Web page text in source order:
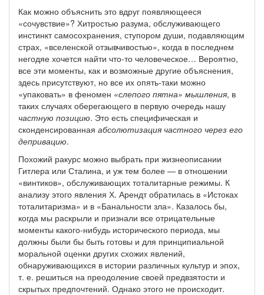
Как можно объяснить это вдруг появляющееся
«сочувствие»? Хитростью разума, обслуживающего
инстинкт самосохранения, ступором души, подавляющим
страх, «вселенской отзывчивостью», когда в последнем
негодяе хочется найти что-то человеческое… Вероятно,
все эти моменты, как и возможные другие объяснения,
здесь присутствуют, но все их опять-таки можно
«упаковать» в феномен «слепого пятна» мышления, в
таких случаях оберегающего в первую очередь нашу
частную позицию. Это есть специфическая и
сконденсированная абсолютизация частного через его
депривацию.
Похожий ракурс можно выбрать при жизнеописании
Гитлера или Сталина, и уж тем более — в отношении
«винтиков», обслуживающих тоталитарные режимы. К
анализу этого явления Х. Арендт обратилась в «Истоках
тоталитаризма» и в «Банальности зла». Казалось бы,
когда мы раскрыли и признали все отрицательные
моменты какого-нибудь исторического периода, мы
должны были бы быть готовы и для принципиальной
моральной оценки других схожих явлений,
обнаруживающихся в истории различных культур и эпох,
т. е. решиться на преодоление своей предвзятости и
скрытых предпочтений. Однако этого не происходит.